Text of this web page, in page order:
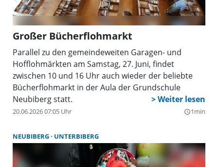
Großer Bücherflohmarkt
Parallel zu den gemeindeweiten Garagen- und
Hofflohmärkten am Samstag, 27. Juni, findet
zwischen 10 und 16 Uhr auch wieder der beliebte
Bücherflohmarkt in der Aula der Grundschule
Neubiberg statt.
20.06.2026 07:05 Uhr query_builder1min
NEUBIBERG UNTERBIBERG